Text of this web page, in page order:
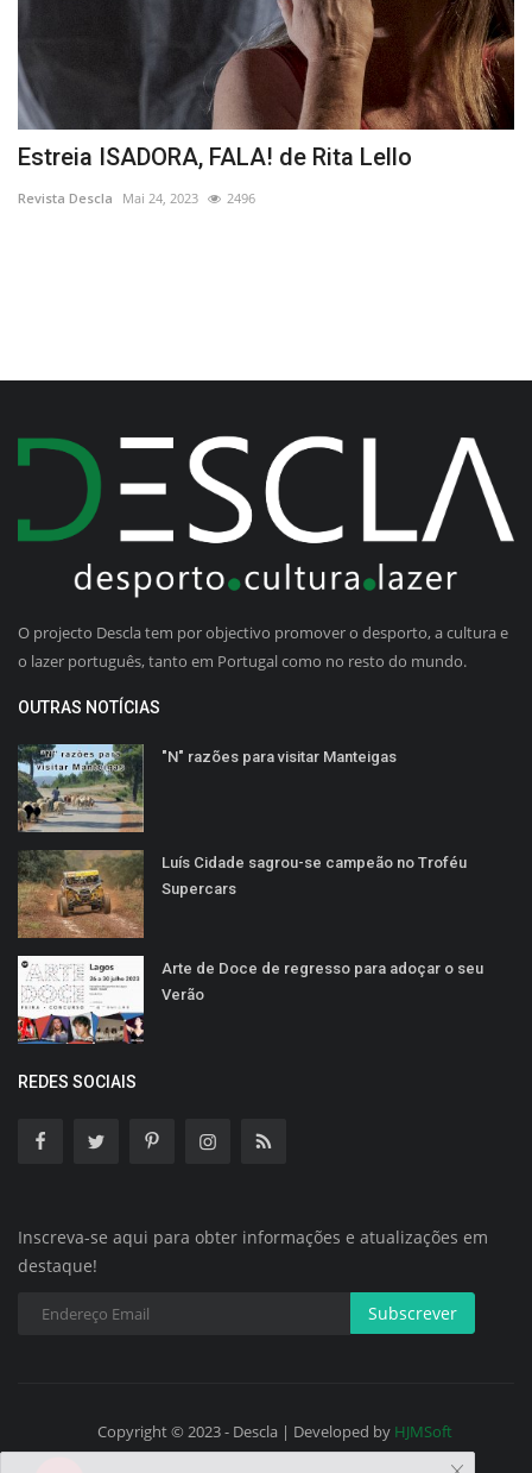
Estreia ISADORA, FALA! de Rita Lello
Revista Descla Mai 24, 2023 2496
O projecto Descla tem por objectivo promover o desporto, a cultura e
o lazer português, tanto em Portugal como no resto do mundo.
OUTRAS NOTÍCIAS
"N" razões para visitar Manteigas
Luís Cidade sagrou-se campeão no Troféu
Supercars
Arte de Doce de regresso para adoçar o seu
Verão
REDES SOCIAIS
Inscreva-se aqui para obter informações e atualizações em
destaque!
Subscrever
Copyright © 2023 - Descla | Developed by HJMSoft